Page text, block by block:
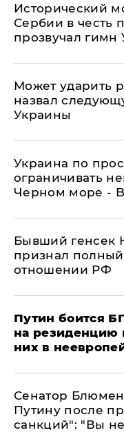
Исторический
Сербии в честь
прозвучал гимн
Может ударить
назвал
Украины
Украина по
ограничивать
Черном море -
Бывший генсек
признал
отношении РФ
Путин боится
на резиденцию
них в
Сенатор
Путину после
санкций": "Вы